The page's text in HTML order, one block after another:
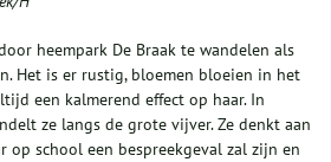
heempark De Braak te wandelen als
Het is er rustig, bloemen bloeien in het
een kalmerend effect op haar. In
ze langs de grote vijver. Ze denkt aan
op school een bespreekgeval zal zijn en